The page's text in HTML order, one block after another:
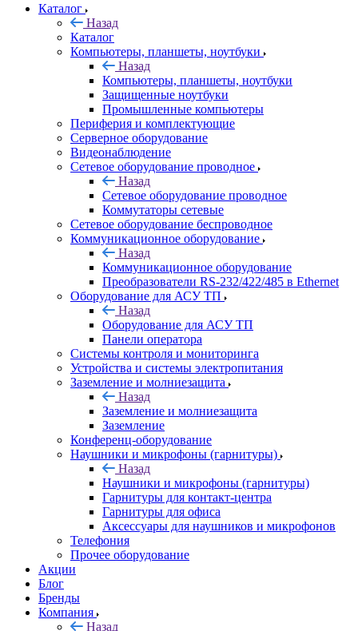
Каталог
Назад
Каталог
Компьютеры, планшеты, ноутбуки
Назад
Компьютеры, планшеты, ноутбуки
Защищенные ноутбуки
Промышленные компьютеры
Периферия и комплектующие
Серверное оборудование
Видеонаблюдение
Сетевое оборудование проводное
Назад
Сетевое оборудование проводное
Коммутаторы сетевые
Сетевое оборудование беспроводное
Коммуникационное оборудование
Назад
Коммуникационное оборудование
Преобразователи RS-232/422/485 в Ethernet
Оборудование для АСУ ТП
Назад
Оборудование для АСУ ТП
Панели оператора
Системы контроля и мониторинга
Устройства и системы электропитания
Заземление и молниезащита
Назад
Заземление и молниезащита
Заземление
Конференц-оборудование
Наушники и микрофоны (гарнитуры)
Назад
Наушники и микрофоны (гарнитуры)
Гарнитуры для контакт-центра
Гарнитуры для офиса
Аксессуары для наушников и микрофонов
Телефония
Прочее оборудование
Акции
Блог
Бренды
Компания
Назад